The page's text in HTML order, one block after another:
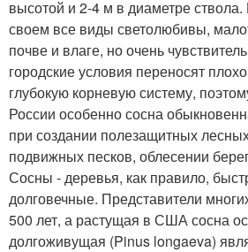
высотой и 2-4 м в диаметре
своем все виды светолюбивы,
почве и влаге, но очень
городские условия переносят
глубокую корневую систему,
России особенно сосна
при создании полезащитных
подвижных песков, облесении
Сосны - деревья, как правило,
долговечные. Представители
500 лет, а растущая в США сосна
долгоживущая (Pinus longaeva)